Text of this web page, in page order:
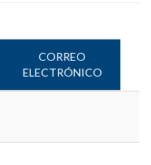
CORREO
ELECTRÓNICO